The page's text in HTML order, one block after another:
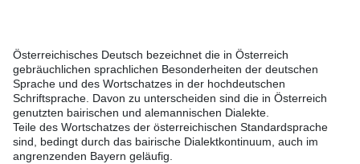
Österreichisches Deutsch bezeichnet die in Österreich
gebräuchlichen sprachlichen Besonderheiten der deutschen
Sprache und des Wortschatzes in der hochdeutschen
Schriftsprache. Davon zu unterscheiden sind die in Österreich
genutzten bairischen und alemannischen Dialekte.
Teile des Wortschatzes der österreichischen Standardsprache
sind, bedingt durch das bairische Dialektkontinuum, auch im
angrenzenden Bayern geläufig.